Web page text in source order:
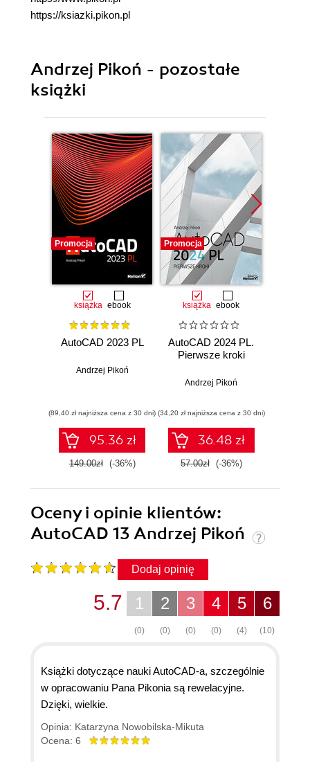
https://ksiazki.pikon.pl
Andrzej Pikoń - pozostałe
książki
Promocja
książka ebook
AutoCAD 2023 PL
Andrzej Pikoń
(89,40 zł najniższa cena z 30 dni)
95.36 zł
149.00zł (-36%)
Promocja
książka ebook
AutoCAD 2024 PL.
Pierwsze kroki
Andrzej Pikoń
(34,20 zł najniższa cena z 30 dni)
36.48 zł
57.00zł (-36%)
Oceny i opinie klientów:
AutoCAD 13 Andrzej Pikoń
Dodaj opinię
6
(10)
5
(4)
4
(0)
3
(0)
2
(0)
1
(0)
5.7
Książki dotyczące nauki AutoCAD-a, szczególnie
w opracowaniu Pana Pikonia są rewelacyjne.
Dzięki, wielkie.
Opinia: Katarzyna Nowobilska-Mikuta
Ocena: 6